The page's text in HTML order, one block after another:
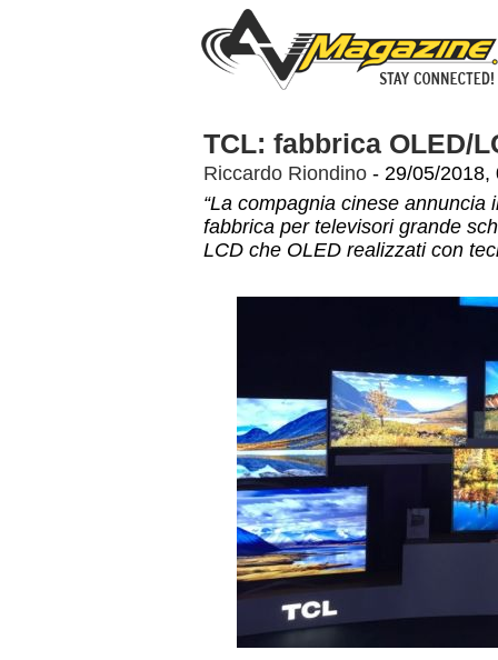
TCL: fabbrica OLED/
Riccardo Riondino - 29/05/2018,
“La compagnia cinese
fabbrica per televisori grande
LCD che OLED realizzati con